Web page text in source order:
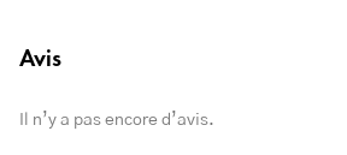
Avis
Il n’y a pas encore d’avis.